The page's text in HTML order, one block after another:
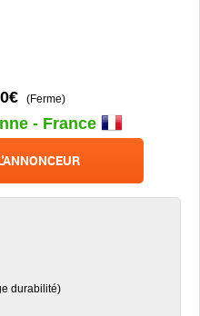
(Ferme)
- France
durabilité)